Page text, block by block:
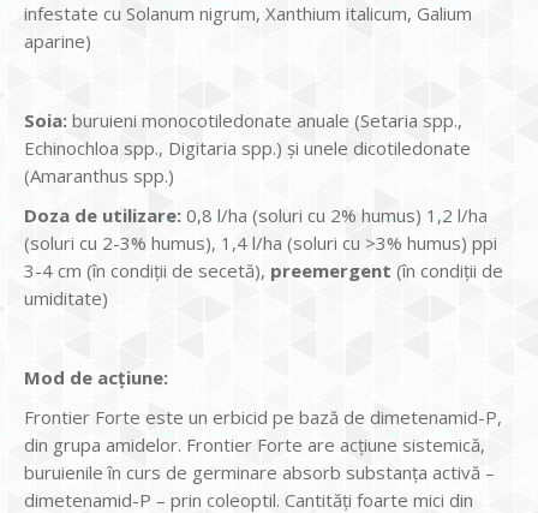
infestate cu Solanum nigrum, Xanthium italicum, Galium
aparine)
Soia: buruieni monocotiledonate anuale (Setaria spp.,
Echinochloa spp., Digitaria spp.) şi unele dicotiledonate
(Amaranthus spp.)
Doza de utilizare: 0,8 l/ha (soluri cu 2% humus) 1,2 l/ha
(soluri cu 2-3% humus), 1,4 l/ha (soluri cu >3% humus) ppi
3-4 cm (în condiţii de secetă), preemergent (în condiţii de
umiditate)
Mod de acţiune:
Frontier Forte este un erbicid pe bază de dimetenamid-P,
din grupa amidelor. Frontier Forte are acţiune sistemică,
buruienile în curs de germinare absorb substanţa activă –
dimetenamid-P – prin coleoptil. Cantități foarte mici din